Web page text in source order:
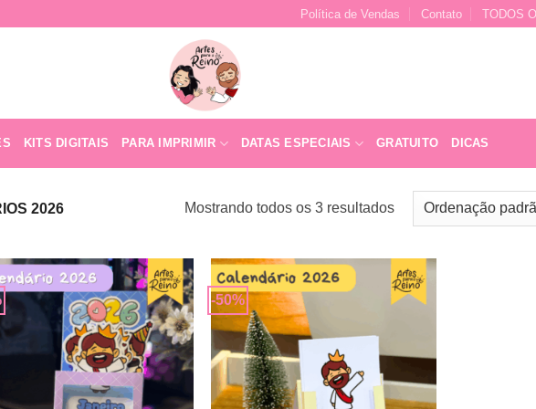
Política de Vendas Contato TODOS
KITS DIGITAIS PARA IMPRIMIR DATAS ESPECIAIS GRATUITO DICAS
2026 Mostrando todos os 3 resultados
Adicionar
a lista de
desejos
-50%